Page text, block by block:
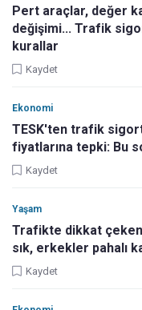
Pert araçlar, değer
değişimi... Trafik
kurallar
Kaydet
Ekonomi
TESK'ten trafik
fiyatlarına tepki: Bu
Kaydet
Yaşam
Trafikte dikkat çeken
sık, erkekler pahalı
Kaydet